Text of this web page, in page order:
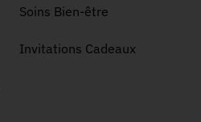
Soins Bien-être
Invitations Cadeaux